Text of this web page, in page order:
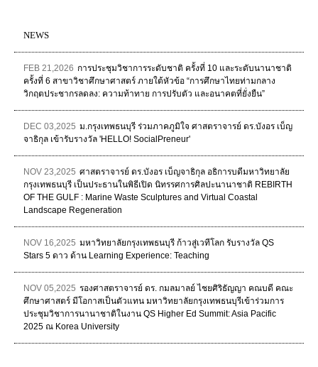
NEWS
FEB 21,2026 การประชุมวิชาการระดับชาติ ครั้งที่ 10 และระดับนานาชาติ
ครั้งที่ 6 สาขาวิชาศึกษาศาสตร์ ภายใต้หัวข้อ “การศึกษาไทยท่ามกลาง
วิกฤตประชากรลดลง: ความท้าทาย การปรับตัว และอนาคตที่ยั่งยืน”
DEC 03,2025 ม.กรุงเทพธนบุรี ร่วมภาคภูมิใจ ศาสตราจารย์ ดร.บังอร เบ็ญ
จาธิกุล เข้ารับรางวัล 'HELLO! SocialPreneur'
NOV 23,2025 ศาสตราจารย์ ดร.บังอร เบ็ญจาธิกุล อธิการบดีมหาวิทยาลัย
กรุงเทพธนบุรี เป็นประธานในพิธีเปิด นิทรรศการศิลปะนานาชาติ REBIRTH
OF THE GULF : Marine Waste Sculptures and Virtual Coastal
Landscape Regeneration
NOV 16,2025 มหาวิทยาลัยกรุงเทพธนบุรี ก้าวสู่เวทีโลก รับรางวัล QS
Stars 5 ดาว ด้าน Learning Experience: Teaching
NOV 05,2025 รองศาสตราจารย์ ดร. กมลมาลย์ ไชยศิริธัญญา คณบดี คณะ
ศึกษาศาสตร์ มีโอกาสเป็นตัวแทน มหาวิทยาลัยกรุงเทพธนบุรีเข้าร่วมการ
ประชุมวิชาการนานาชาติในงาน QS Higher Ed Summit: Asia Pacific
2025 ณ Korea University